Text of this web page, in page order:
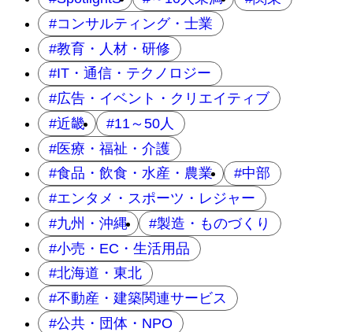
コンサルティング・士業
教育・人材・研修
IT・通信・テクノロジー
広告・イベント・クリエイティブ
近畿
11～50人
医療・福祉・介護
食品・飲食・水産・農業
中部
エンタメ・スポーツ・レジャー
九州・沖縄
製造・ものづくり
小売・EC・生活用品
北海道・東北
不動産・建築関連サービス
公共・団体・NPO